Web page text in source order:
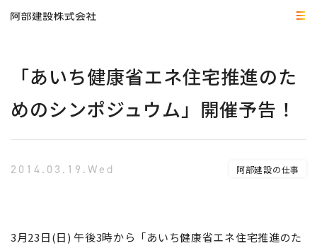
「あいち健康省エネ住宅推進のた
めのシンポジュウム」開催予告！
2014.03.19.Wed 阿部建設の仕事
3月23日(日) 午後3時から「あいち健康省エネ住宅推進のた